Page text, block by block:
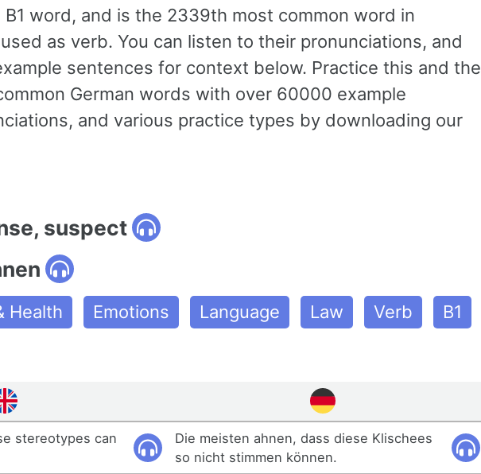
B1 word, and is the 2339th most common word in
as verb. You can listen to their pronunciations, and
sentences for context below. Practice this and the
German words with over 60000 example
and various practice types by downloading our
suspect
Health Emotions Language Law Verb B1
stereotypes can
Die meisten ahnen, dass diese Klischees
so nicht stimmen können.